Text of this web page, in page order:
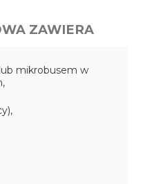
ZAWIERA
mikrobusem w